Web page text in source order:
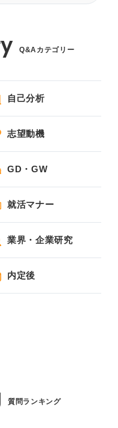
Q&Aカテゴリー
自己分析
志望動機
GD・GW
就活マナー
業界・企業研究
内定後
質問ランキング